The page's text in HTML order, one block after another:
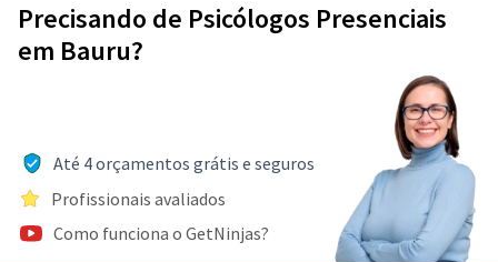
Precisando de Psicólogos Presenciais
em Bauru?
Até 4 orçamentos grátis e seguros
Profissionais avaliados
Como funciona o GetNinjas?